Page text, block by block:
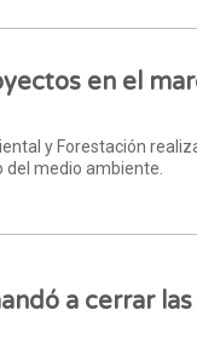
en el
y Forestación
medio ambiente.
a cerrar